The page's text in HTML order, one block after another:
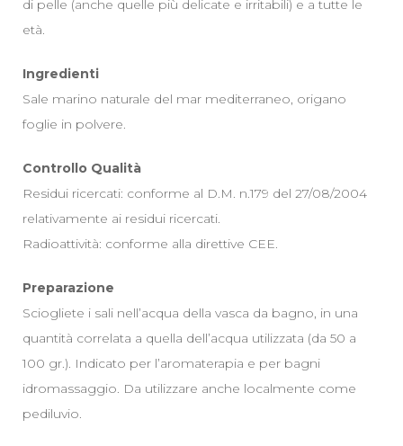
di pelle (anche quelle più delicate e irritabili) e a tutte le
età.
Ingredienti
Sale marino naturale del mar mediterraneo, origano
foglie in polvere.
Controllo Qualità
Residui ricercati: conforme al D.M. n.179 del 27/08/2004
relativamente ai residui ricercati.
Radioattività: conforme alla direttive CEE.
Preparazione
Sciogliete i sali nell’acqua della vasca da bagno, in una
quantità correlata a quella dell’acqua utilizzata (da 50 a
100 gr.). Indicato per l’aromaterapia e per bagni
idromassaggio. Da utilizzare anche localmente come
pediluvio.